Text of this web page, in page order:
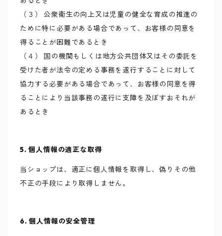
（３） 公衆衛生の向上又は児童の健全な育成の推進の
ために特に必要がある場合であって、お客様の同意を
得ることが困難であるとき
（４） 国の機関もしくは地方公共団体又はその委託を
受けた者が法令の定める事務を遂行することに対して
協力する必要がある場合であって、お客様の同意を得
ることにより当該事務の遂行に支障を及ぼすおそれが
あるとき
5. 個人情報の適正な取得
当ショップは、適正に個人情報を取得し、偽りその他
不正の手段により取得しません。
6. 個人情報の安全管理